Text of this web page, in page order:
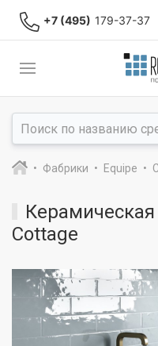
+7 (495) 179-37-37
Фабрики Equipe
Cottage